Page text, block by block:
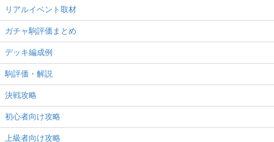
リアルイベント取材
ガチャ駒評価まとめ
デッキ編成例
駒評価・解説
決戦攻略
初心者向け攻略
上級者向け攻略